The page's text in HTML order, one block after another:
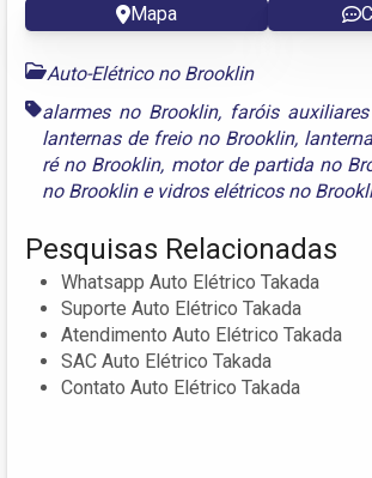
Mapa
Auto-Elétrico no Brooklin
alarmes no Brooklin, faróis
lanternas de freio no Brooklin,
ré no Brooklin, motor de partida no
no Brookline vidros elétricos no
Pesquisas Relacionadas
Whatsapp Auto Elétrico Takada
Suporte Auto Elétrico Takada
Atendimento Auto Elétrico Takada
SAC Auto Elétrico Takada
Contato Auto Elétrico Takada